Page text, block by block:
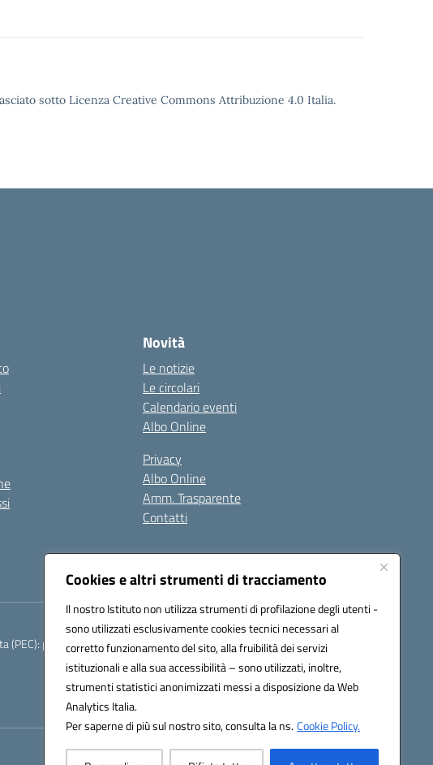
Cookies e altri strumenti di tracciamento
Il nostro Istituto non utilizza strumenti di profilazione degli utenti -
sono utilizzati esclusivamente cookies tecnici necessari al
corretto funzionamento del sito, alla fruibilità dei servizi
istituzionali e alla sua accessibilità – sono utilizzati, inoltre,
strumenti statistici anonimizzati messi a disposizione da Web
Analytics Italia.
Per saperne di più sul nostro sito, consulta la ns.Cookie Policy.
sotto Licenza Creative Commons Attribuzione 4.0 Italia.
Novità
Le notizie
Le circolari
Calendario eventi
Albo Online
Privacy
Albo Online
Amm. Trasparente
Contatti
(PEC): paic84500b@pec.istruzione.it